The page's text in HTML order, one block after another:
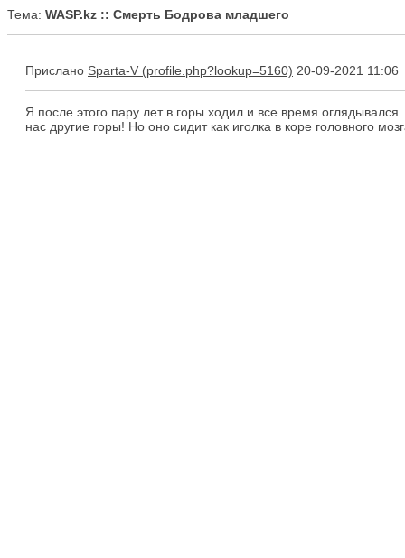
Тема: WASP.kz :: Смерть Бодрова младшего
Прислано Sparta-V 20-09-2021 11:06
Я после этого пару лет в горы ходил и все время
нас другие горы! Но оно сидит как иголка в коре головного